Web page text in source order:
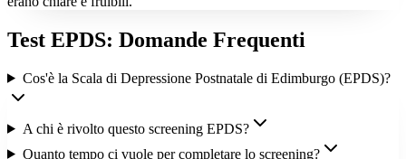
Test EPDS: Domande Frequenti
Cos'è la Scala di Depressione Postnatale di Edimburgo (EPDS)?
A chi è rivolto questo screening EPDS?
Quanto tempo ci vuole per completare lo screening?